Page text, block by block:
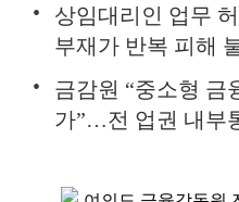
상임대리인 업무
부재가 반복 피해
금감원 “중소형 금
가”…전 업권 내부